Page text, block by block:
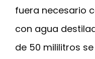
fuera necesario
con agua
de 50 mililitros